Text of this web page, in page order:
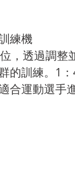
練機
，透過調整
的訓練。1：
合運動選手